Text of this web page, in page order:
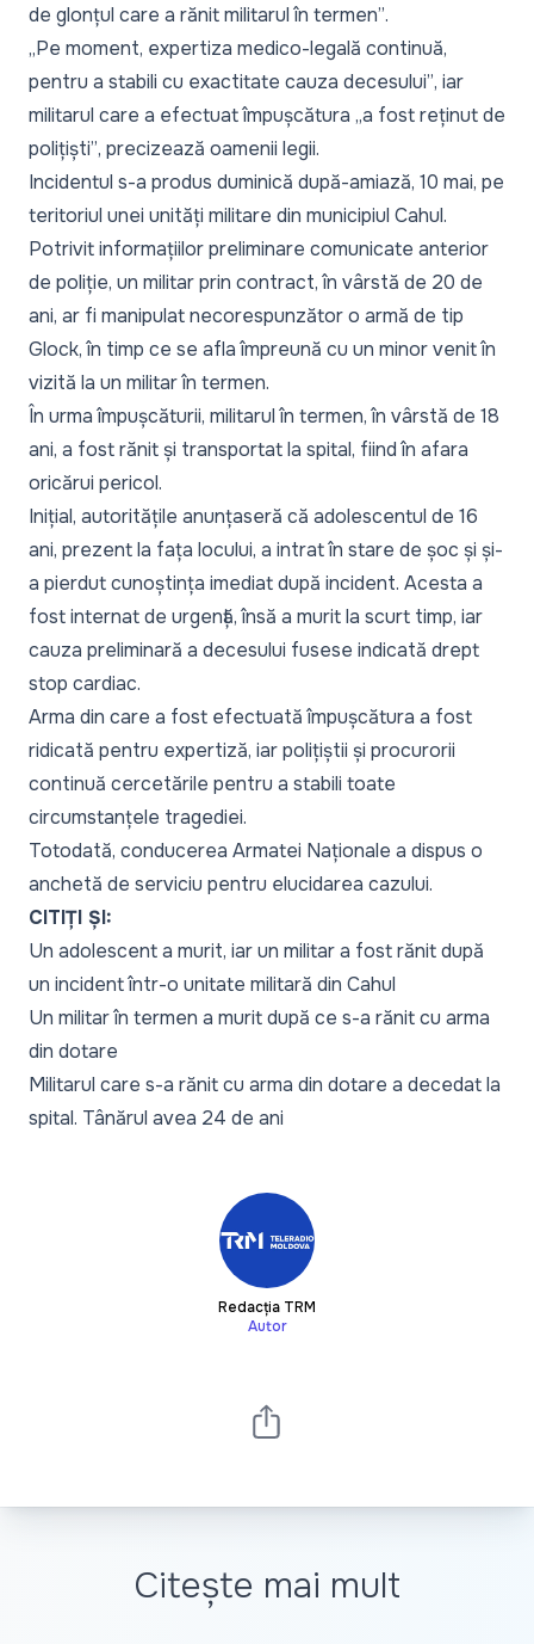
de glonțul care a rănit militarul în termen”.
„Pe moment, expertiza medico-legală continuă,
pentru a stabili cu exactitate cauza decesului”, iar
militarul care a efectuat împușcătura „a fost reținut de
polițiști”, precizează oamenii legii.
Incidentul s-a produs duminică după-amiază, 10 mai, pe
teritoriul unei unități militare din municipiul Cahul.
Potrivit informațiilor preliminare comunicate anterior
de poliție, un militar prin contract, în vârstă de 20 de
ani, ar fi manipulat necorespunzător o armă de tip
Glock, în timp ce se afla împreună cu un minor venit în
vizită la un militar în termen.
În urma împușcăturii, militarul în termen, în vârstă de 18
ani, a fost rănit și transportat la spital, fiind în afara
oricărui pericol.
Inițial, autoritățile anunțaseră că adolescentul de 16
ani, prezent la fața locului, a intrat în stare de șoc și și-
a pierdut cunoștința imediat după incident. Acesta a
fost internat de urgență, însă a murit la scurt timp, iar
cauza preliminară a decesului fusese indicată drept
stop cardiac.
Arma din care a fost efectuată împușcătura a fost
ridicată pentru expertiză, iar polițiștii și procurorii
continuă cercetările pentru a stabili toate
circumstanțele tragediei.
Totodată, conducerea Armatei Naționale a dispus o
anchetă de serviciu pentru elucidarea cazului.
CITIȚI ȘI:
Un adolescent a murit, iar un militar a fost rănit după
un incident într-o unitate militară din Cahul
Un militar în termen a murit după ce s-a rănit cu arma
din dotare
Militarul care s-a rănit cu arma din dotare a decedat la
spital. Tânărul avea 24 de ani
Redacția TRM
Autor
Citește mai mult